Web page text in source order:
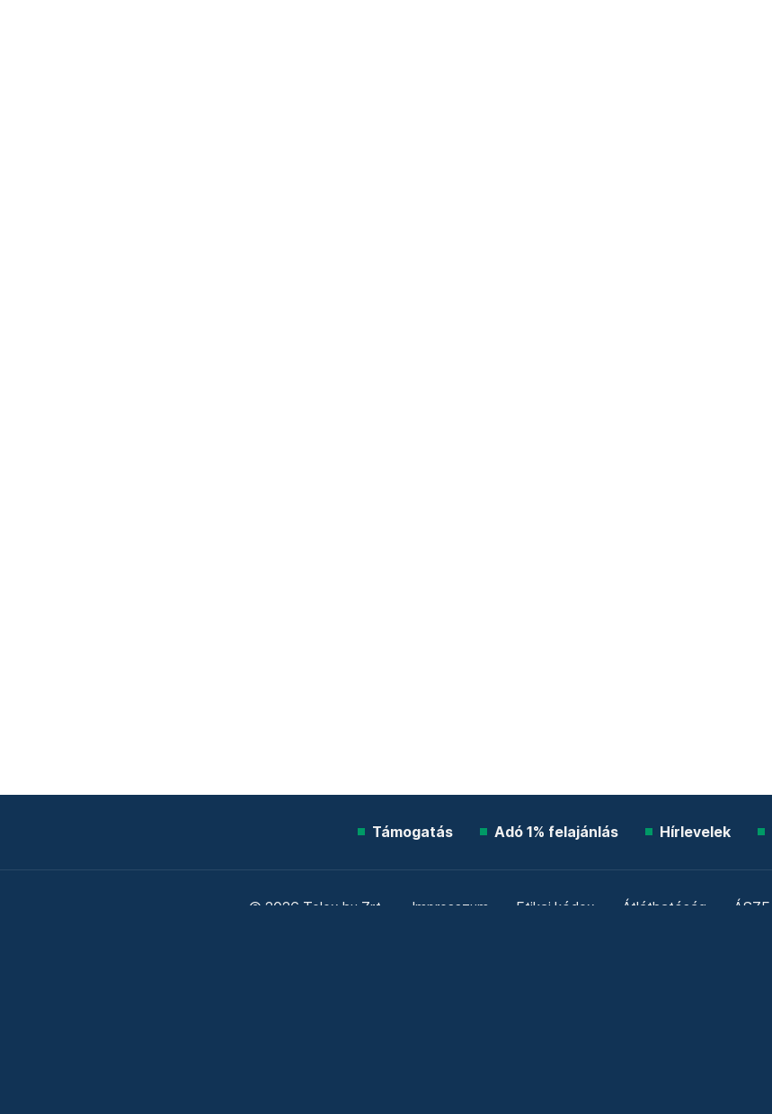
Támogatás Adó 1% felajánlás Hírlevelek
© 2026 Telex.hu Zrt. Impresszum Etikai kódex Átláthatóság ÁSZF